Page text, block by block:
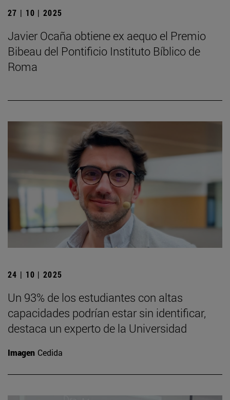
27 | 10 | 2025
Javier Ocaña obtiene ex aequo el Premio
Bibeau del Pontificio Instituto Bíblico de
Roma
24 | 10 | 2025
Un 93% de los estudiantes con altas
capacidades podrían estar sin identificar,
destaca un experto de la Universidad
Imagen Cedida